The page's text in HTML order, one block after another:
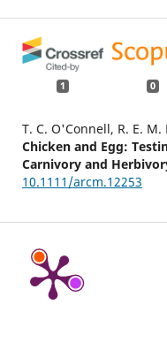
1 0
T. C. O'Connell, R. E. M.
Chicken and Egg:
Carnivory and
10.1111/arcm.12253